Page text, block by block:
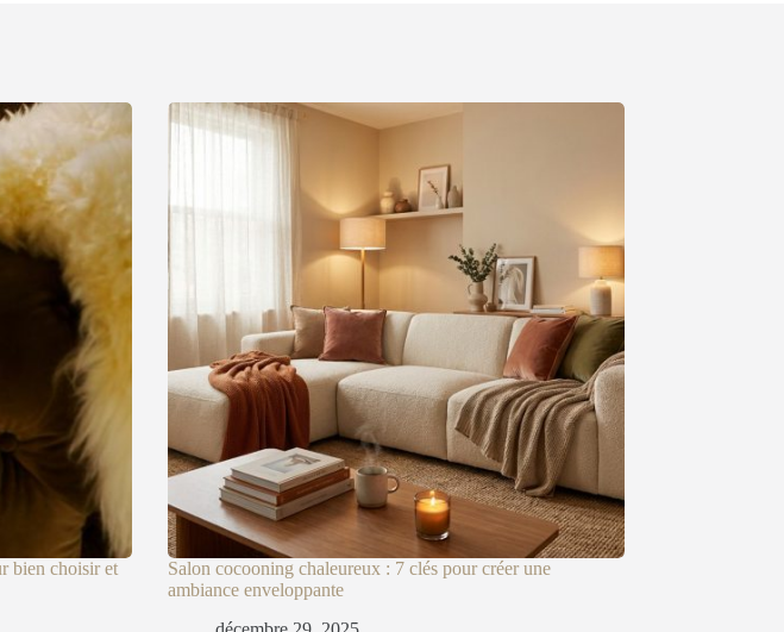
bien choisir et
Salon cocooning chaleureux : 7 clés pour créer une
ambiance enveloppante